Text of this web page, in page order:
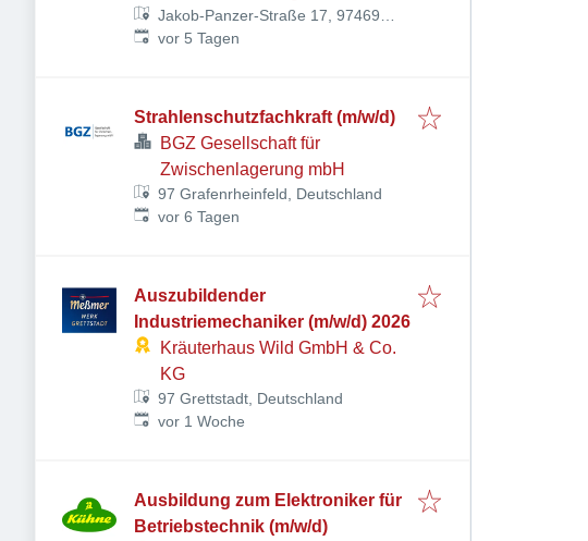
Jakob-Panzer-Straße 17, 97469
Gochsheim, Deutschland
Veröffentlicht:
vor 5 Tagen
Strahlenschutzfachkraft (m/w/d)
BGZ Gesellschaft für
Zwischenlagerung mbH
97 Grafenrheinfeld, Deutschland
Veröffentlicht:
vor 6 Tagen
Auszubildender
Industriemechaniker (m/w/d) 2026
Kräuterhaus Wild GmbH & Co.
KG
97 Grettstadt, Deutschland
Veröffentlicht:
vor 1 Woche
Ausbildung zum Elektroniker für
Betriebstechnik (m/w/d)